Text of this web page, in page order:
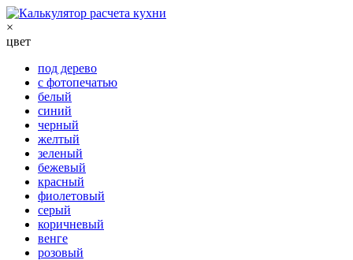
×
цвет
под дерево
с фотопечатью
белый
синий
черный
желтый
зеленый
бежевый
красный
фиолетовый
серый
коричневый
венге
розовый